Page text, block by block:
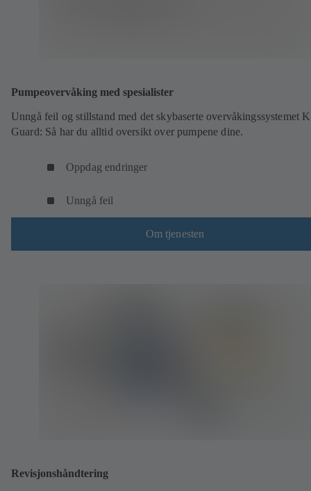
Pumpeovervåking med spesialister
Unngå feil og stillstand med det skybaserte overvåkingssystemet
Guard: Så har du alltid oversikt over pumpene dine.
Oppdag endringer
Unngå feil
Om tjenesten
Revisjonshåndtering